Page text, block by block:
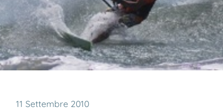
11 Settembre 2010